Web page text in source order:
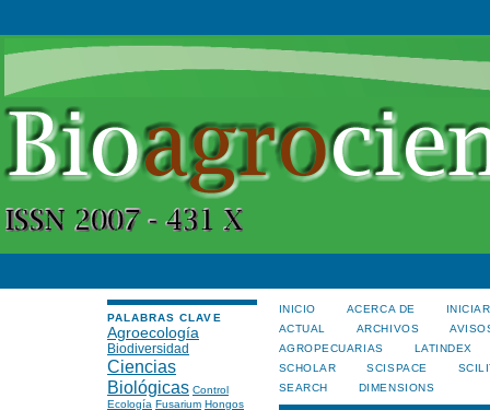
PALABRAS CLAVE
Agroecología
Biodiversidad
Ciencias
Biológicas Control
Ecología Fusarium Hongos
INICIO ACERCA DE
ACTUAL
ARCHIVOS
AGROPECUARIAS
LATINDEX
SCHOLAR
SCISPACE
SEARCH
DIMENSIONS